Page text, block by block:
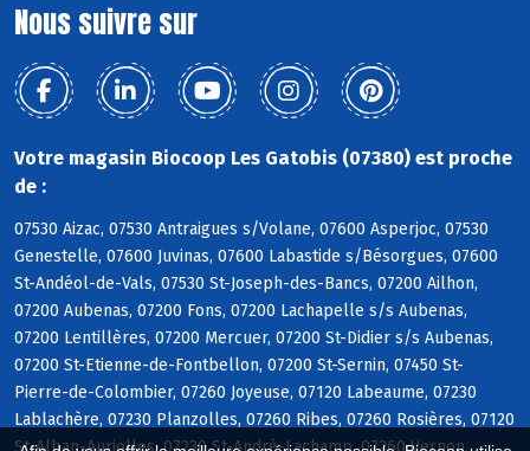
Nous suivre sur
Votre magasin Biocoop Les Gatobis (07380) est proche
de :
07530 Aizac, 07530 Antraigues s/Volane, 07600 Asperjoc, 07530
Genestelle, 07600 Juvinas, 07600 Labastide s/Bésorgues, 07600
St-Andéol-de-Vals, 07530 St-Joseph-des-Bancs, 07200 Ailhon,
07200 Aubenas, 07200 Fons, 07200 Lachapelle s/s Aubenas,
07200 Lentillères, 07200 Mercuer, 07200 St-Didier s/s Aubenas,
07200 St-Etienne-de-Fontbellon, 07200 St-Sernin, 07450 St-
Pierre-de-Colombier, 07260 Joyeuse, 07120 Labeaume, 07230
Lablachère, 07230 Planzolles, 07260 Ribes, 07260 Rosières, 07120